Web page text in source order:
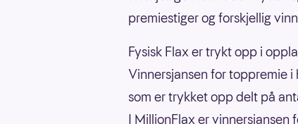
premiestiger og forskjellig
Fysisk Flax er trykt opp i
Vinnersjansen for toppremie
som er trykket opp delt på
I MillionFlax er vinnersjansen